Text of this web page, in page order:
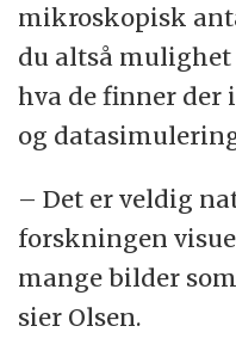
mikroskopisk
du altså
hva de finner der
og
– Det er veldig
forskningen
mange bilder
sier Olsen.